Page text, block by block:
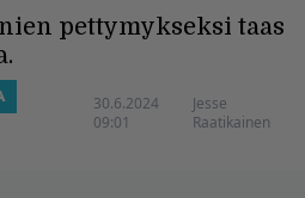
pettymykseksi taas
30.6.2024
09:01
Jesse
Raatikainen